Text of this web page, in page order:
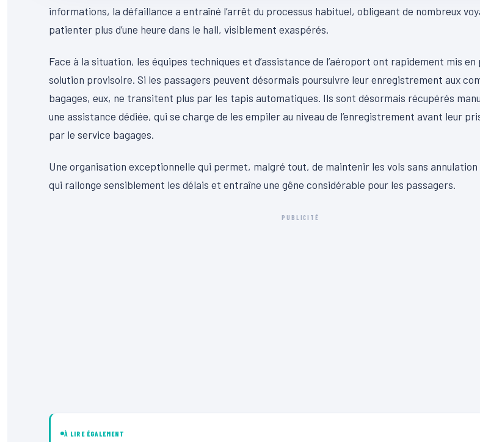
informations, la défaillance a entraîné l’arrêt du processus habituel, obligeant de nombreux
patienter plus d’une heure dans le hall, visiblement exaspérés.
Face à la situation, les équipes techniques et d’assistance de l’aéroport ont rapidement mis en
solution provisoire. Si les passagers peuvent désormais poursuivre leur enregistrement aux
bagages, eux, ne transitent plus par les tapis automatiques. Ils sont désormais récupérés
une assistance dédiée, qui se charge de les empiler au niveau de l’enregistrement avant leur
par le service bagages.
Une organisation exceptionnelle qui permet, malgré tout, de maintenir les vols sans
qui rallonge sensiblement les délais et entraîne une gêne considérable pour les passagers.
PUBLICITÉ
À LIRE ÉGALEMENT